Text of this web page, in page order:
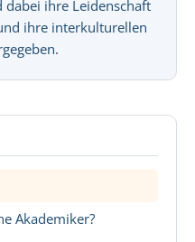
dabei ihre Leidenschaft
ihre interkulturellen
Akademiker?